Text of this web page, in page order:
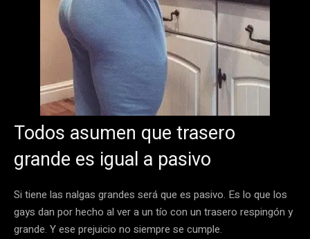
Todos asumen que trasero
grande es igual a pasivo
Si tiene las nalgas grandes será que es pasivo. Es lo que los
gays dan por hecho al ver a un tío con un trasero respingón y
grande. Y ese prejuicio no siempre se cumple.